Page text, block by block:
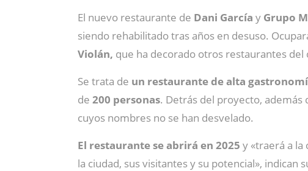
El nuevo restaurante de Dani García y Grupo
siendo rehabilitado tras años en desuso.
Violán, que ha decorado otros restaurantes del
Se trata de un restaurante de alta
de 200 personas. Detrás del proyecto, además
cuyos nombres no se han desvelado.
El restaurante se abrirá en 2025 y «traerá a la
la ciudad, sus visitantes y su potencial»,